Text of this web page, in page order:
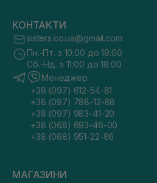
КОНТАКТИ
sisters.co.ua@gmail.com
Пн.-Пт. з 10:00 до 19:00
Сб.-Нд. з 11:00 до 18:00
Менеджер
+38 (097) 612-54-81
+38 (097) 788-12-88
+38 (097) 983-41-20
+38 (068) 693-46-00
+38 (068) 951-22-86
МАГАЗИНИ